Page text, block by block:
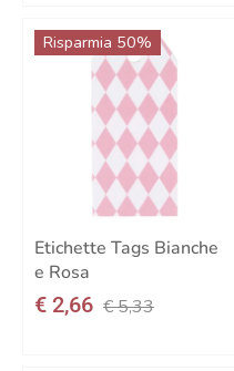
Risparmia 50%
Etichette Tags Bianche
e Rosa
€ 2,66 € 5,33